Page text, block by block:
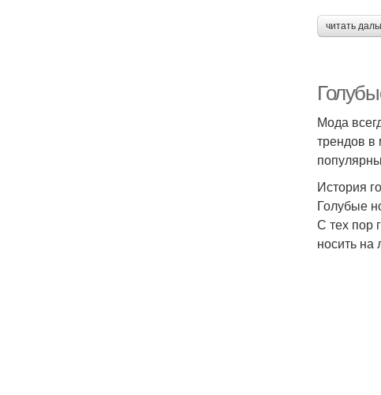
читать
Мода
трендов в
История
Голубые
С тех пор
носить на